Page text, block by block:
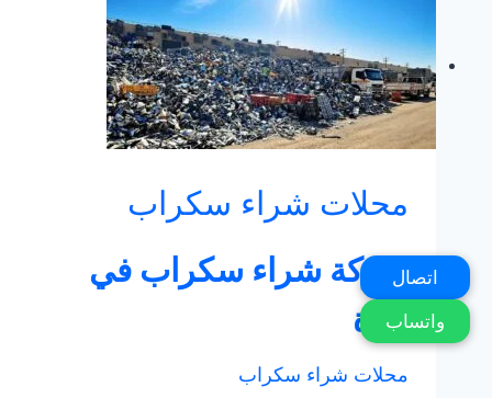
محلات شراء سكراب
شركة شراء سكراب في
جدة
محلات شراء سكراب
اتصال
واتساب